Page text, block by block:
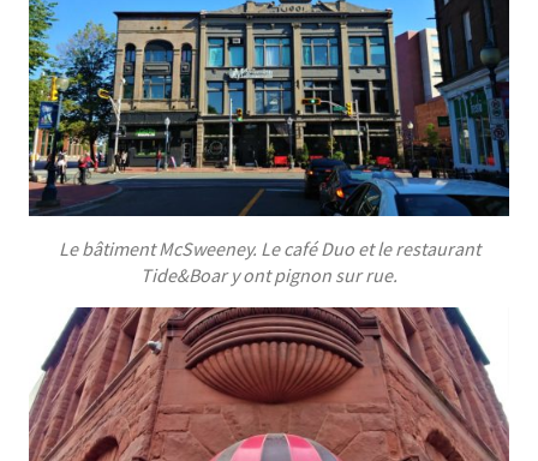
Le bâtiment McSweeney. Le café Duo et le restaurant
Tide&Boar y ont pignon sur rue.